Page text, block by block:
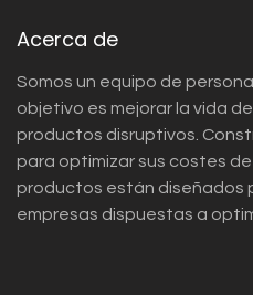
Acerca de
Somos un equipo de
objetivo es mejorar la vida
productos disruptivos.
para optimizar sus costes
productos están diseñados
empresas dispuestas a